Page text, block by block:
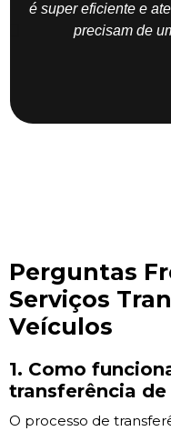
é super eficiente e
precisam de
Perguntas
Serviços
Veículos
1. Como
transferência de
O processo de